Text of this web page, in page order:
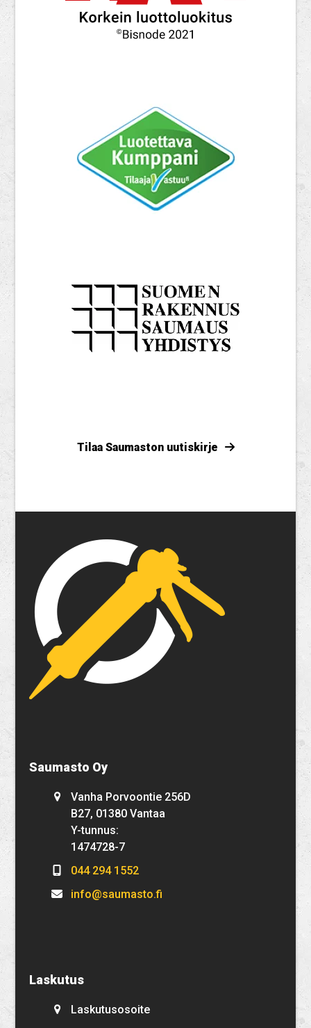
Tilaa Saumaston uutiskirje
Saumasto Oy
Vanha Porvoontie 256D
B27, 01380 Vantaa
Y-tunnus:
1474728-7
044 294 1552
info@saumasto.fi
Laskutus
Laskutusosoite